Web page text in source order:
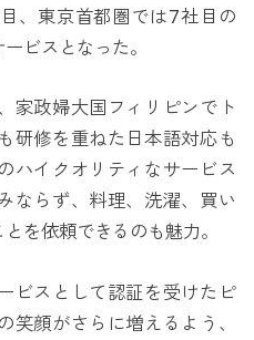
、東京首都圏では7社目の
ビスとなった。
家政婦大国フィリピンでト
研修を重ねた日本語対応も
ハイクオリティなサービス
ならず、料理、洗濯、買い
を依頼できるのも魅力。
ビスとして認証を受けたピ
笑顔がさらに増えるよう、